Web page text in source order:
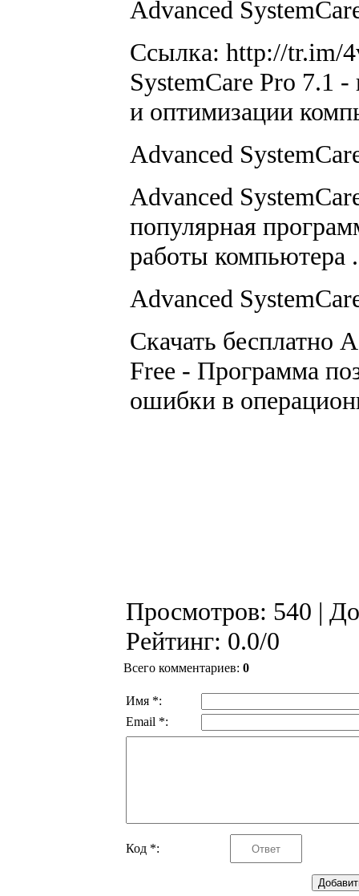
Advanced
Ссылка: http://tr.im/
SystemCare Pro 7.1
и оптимизации
Advanced
Advanced
популярная
работы компьютера
Advanced
Скачать бесплатно
Free - Программа
ошибки в
Просмотров: 540 |
Рейтинг: 0.0/0
Всего комментариев: 0
Имя *:
Email *:
Код *: